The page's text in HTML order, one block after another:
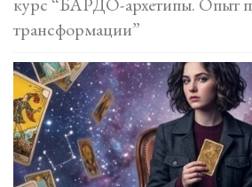
трансформации”